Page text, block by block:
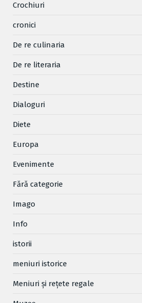
Crochiuri
cronici
De re culinaria
De re literaria
Destine
Dialoguri
Diete
Europa
Evenimente
Fără categorie
Imago
Info
istorii
meniuri istorice
Meniuri și rețete regale